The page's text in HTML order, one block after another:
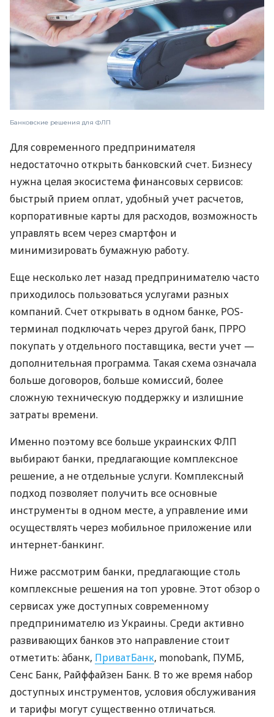
Банковские решения для ФЛП
Для современного предпринимателя
недостаточно открыть банковский счет. Бизнесу
нужна целая экосистема финансовых сервисов:
быстрый прием оплат, удобный учет расчетов,
корпоративные карты для расходов, возможность
управлять всем через смартфон и
минимизировать бумажную работу.
Еще несколько лет назад предпринимателю часто
приходилось пользоваться услугами разных
компаний. Счет открывать в одном банке, POS-
терминал подключать через другой банк, ПРРО
покупать у отдельного поставщика, вести учет —
дополнительная программа. Такая схема означала
больше договоров, больше комиссий, более
сложную техническую поддержку и излишние
затраты времени.
Именно поэтому все больше украинских ФЛП
выбирают банки, предлагающие комплексное
решение, а не отдельные услуги. Комплексный
подход позволяет получить все основные
инструменты в одном месте, а управление ими
осуществлять через мобильное приложение или
интернет-банкинг.
Ниже рассмотрим банки, предлагающие столь
комплексные решения на топ уровне. Этот обзор о
сервисах уже доступных современному
предпринимателю из Украины. Среди активно
развивающих банков это направление стоит
отметить: àбанк, ПриватБанк, monobank, ПУМБ,
Сенс Банк, Райффайзен Банк. В то же время набор
доступных инструментов, условия обслуживания
и тарифы могут существенно отличаться.